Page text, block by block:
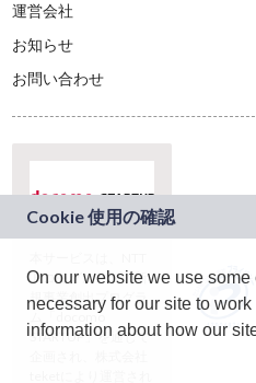
運営会社
お知らせ
お問い合わせ
ドコモグループの新
規事業創出プログラ
ム「docomo
STARTUP」を通じて
On our website we use
necessary for our site to
information about how our